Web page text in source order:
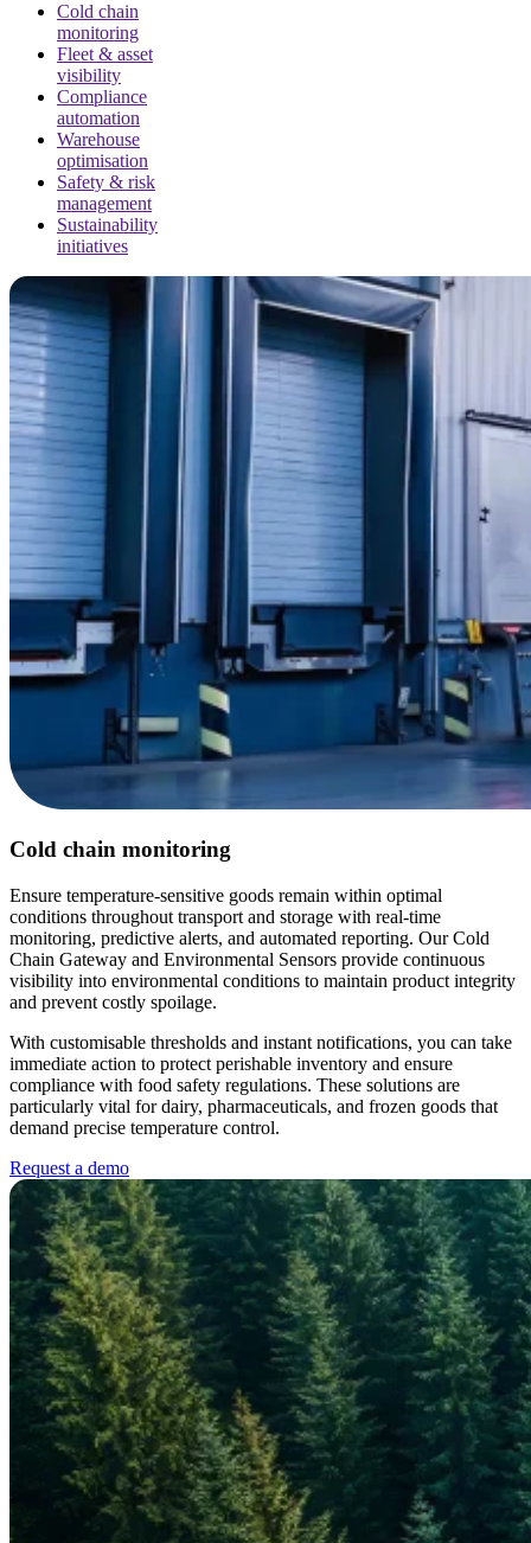
Cold chain
monitoring
Fleet & asset
visibility
Compliance
automation
Warehouse
optimisation
Safety & risk
management
Sustainability
initiatives
Cold chain monitoring
Ensure temperature-sensitive goods remain within optimal
conditions throughout transport and storage with real-time
monitoring, predictive alerts, and automated reporting. Our Cold
Chain Gateway and Environmental Sensors provide continuous
visibility into environmental conditions to maintain product integrity
and prevent costly spoilage.
With customisable thresholds and instant notifications, you can take
immediate action to protect perishable inventory and ensure
compliance with food safety regulations. These solutions are
particularly vital for dairy, pharmaceuticals, and frozen goods that
demand precise temperature control.
Request a demo